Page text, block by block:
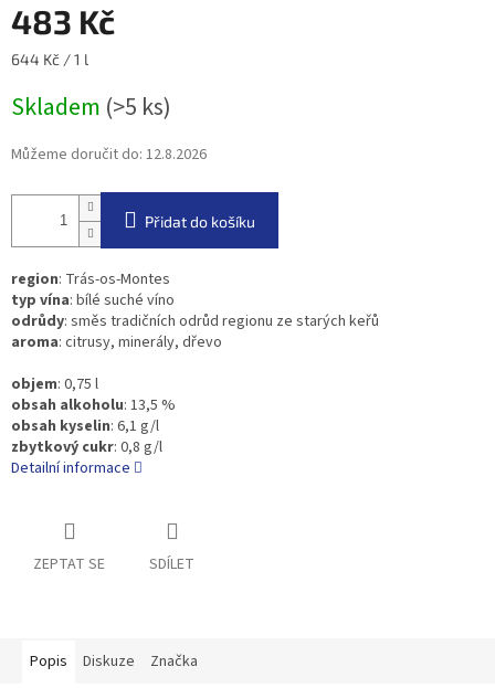
483 Kč
Měrná
644 Kč / 1 l
Skladem (>5 ks)
Můžeme doručit do: 12.8.2026
Přidat do košíku
region: Trás-os-Montes
typ vína: bílé suché víno
odrůdy: směs tradičních odrůd regionu ze starých keřů
aroma: citrusy, minerály, dřevo
objem: 0,75 l
obsah alkoholu: 13,5 %
obsah kyselin: 6,1 g/l
zbytkový cukr: 0,8 g/l
Detailní informace
ZEPTAT SE SDÍLET
Popis Diskuze Značka